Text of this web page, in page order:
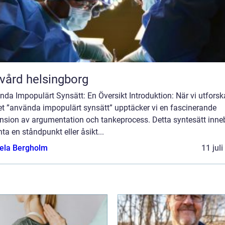
helsingborg
Impopulärt Synsätt: En Översikt Introduktion: När vi
”använda impopulärt synsätt” upptäcker vi en fascinerande
av argumentation och tankeprocess. Detta syntesätt
en ståndpunkt eller åsikt...
Bergholm
11 juli